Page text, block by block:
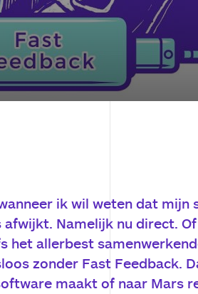
ik wil weten dat mijn
afwijkt. Namelijk nu direct.
het allerbest
zonder Fast Feedback.
maakt of naar Mars